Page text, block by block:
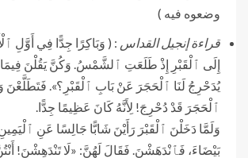
وضعوه فيه )
قراءة إنجيل القداس : ( وَبَاكِرًا جِدًّا فِي أَوَّلِ
إِلَى ٱلْقَبْرِ إِذْ طَلَعَتِ ٱلشَّمْسُ. وَكُنَّ يَقُلْنَ فِيمَا
يُدَحْرِجُ لَنَا ٱلْحَجَرَ عَنْ بَابِ ٱلْقَبْرِ؟». فَتَطَلَّعْنَ
ٱلْحَجَرَ قَدْ دُحْرِجَ! لِأَنَّهُ كَانَ عَظِيمًا جِدًّا.
وَلَمَّا دَخَلْنَ ٱلْقَبْرَ رَأَيْنَ شَابًّا جَالِسًا عَنِ
بَيْضَاءَ، فَٱنْدَهَشْنَ. فَقَالَ لَهُنَّ: «لَا تَنْدَهِشْنَ!